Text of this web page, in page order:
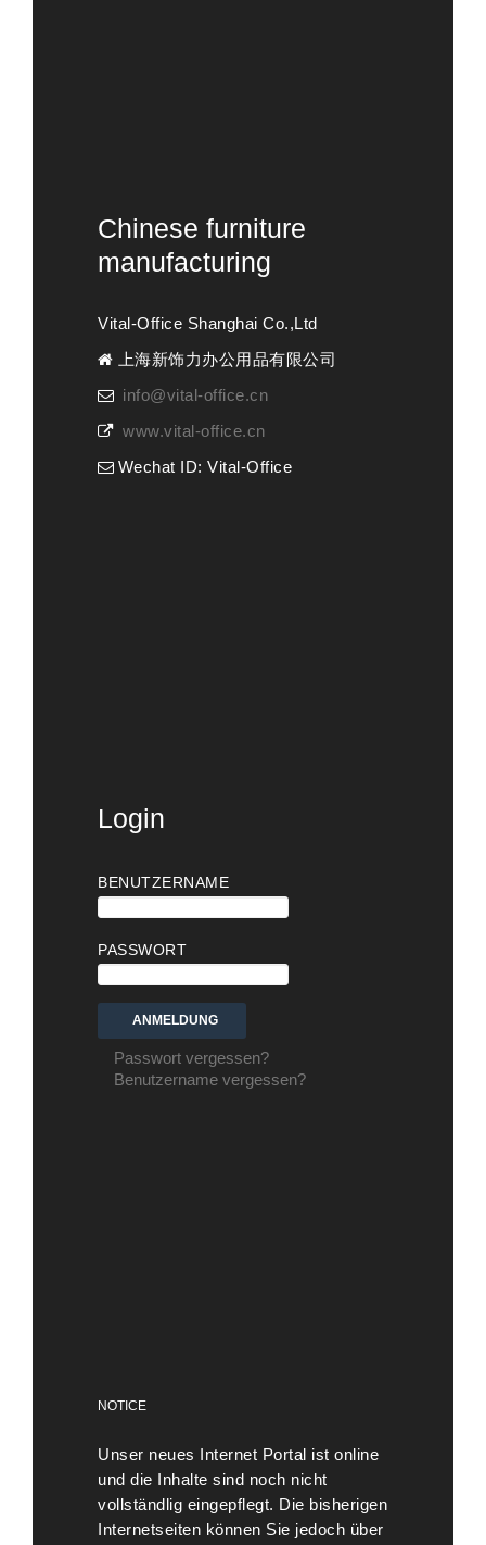
Chinese furniture
manufacturing
Vital-Office Shanghai Co.,Ltd
上海新饰力办公用品有限公司
info@vital-office.cn
www.vital-office.cn
Wechat ID: Vital-Office
Login
BENUTZERNAME
PASSWORT
Passwort vergessen?
Benutzername vergessen?
NOTICE
Unser neues Internet Portal ist online
und die Inhalte sind noch nicht
vollständlig eingepflegt. Die bisherigen
Internetseiten können Sie jedoch über